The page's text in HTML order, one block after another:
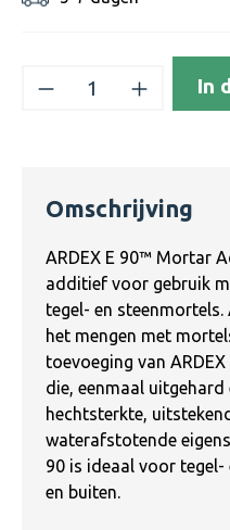
In
Omschrijving
ARDEX E 90™ Mortar
additief voor gebruik
tegel- en
het mengen met
toevoeging van
die, eenmaal
hechtsterkte,
waterafstotende
90 is ideaal voor
en buiten.